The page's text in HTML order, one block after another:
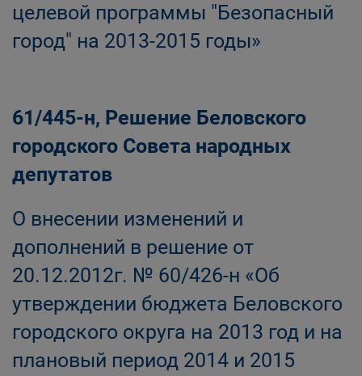
целевой программы "Безопасный
город" на 2013-2015 годы»
61/445-н, Решение Беловского
городского Совета народных
депутатов
О внесении изменений и
дополнений в решение от
20.12.2012г. № 60/426-н «Об
утверждении бюджета Беловского
городского округа на 2013 год и на
плановый период 2014 и 2015